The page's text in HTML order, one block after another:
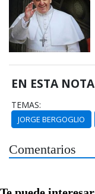
EN ESTA NOTA
TEMAS:
JORGE BERGOGLIO
Comentarios